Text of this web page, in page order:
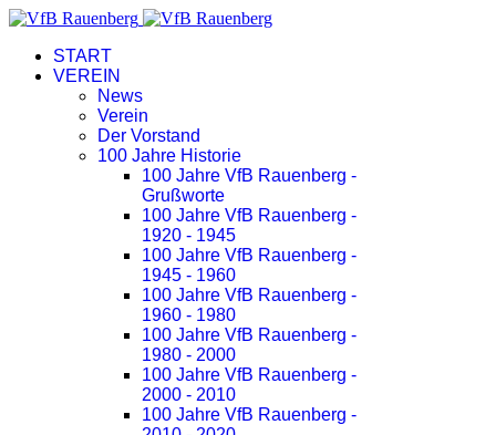
START
VEREIN
News
Verein
Der Vorstand
100 Jahre Historie
100 Jahre VfB Rauenberg -
Grußworte
100 Jahre VfB Rauenberg -
1920 - 1945
100 Jahre VfB Rauenberg -
1945 - 1960
100 Jahre VfB Rauenberg -
1960 - 1980
100 Jahre VfB Rauenberg -
1980 - 2000
100 Jahre VfB Rauenberg -
2000 - 2010
100 Jahre VfB Rauenberg -